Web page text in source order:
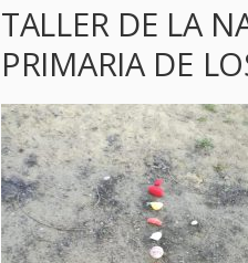
TALLER DE LA
PRIMARIA DE